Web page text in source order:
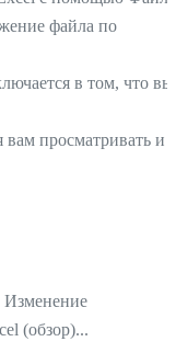
файла по
в том, что вы
вам просматривать и
Изменение
(обзор)...